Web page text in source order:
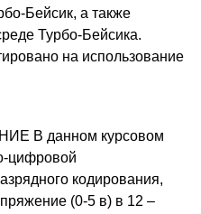
Бейсик, а также
Турбо-Бейсика.
на использование
В данном курсовом
цифровой
кодирования,
(0-5 в) в 12 –